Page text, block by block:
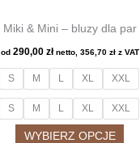
Miki & Mini – bluzy dla par
od 290,00 zł netto, 356,70 złz VAT
S M L XL XXL
S M L XL XXL
WYBIERZ OPCJE